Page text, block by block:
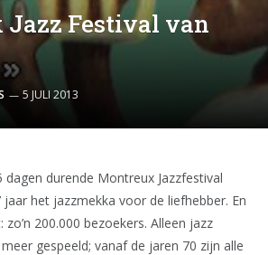
Festival van
5 JULI 2013
dagen durende Montreux Jazzfestival
het jazzmekka voor de liefhebber. En
200.000 bezoekers. Alleen jazz
gespeeld; vanaf de jaren 70 zijn alle